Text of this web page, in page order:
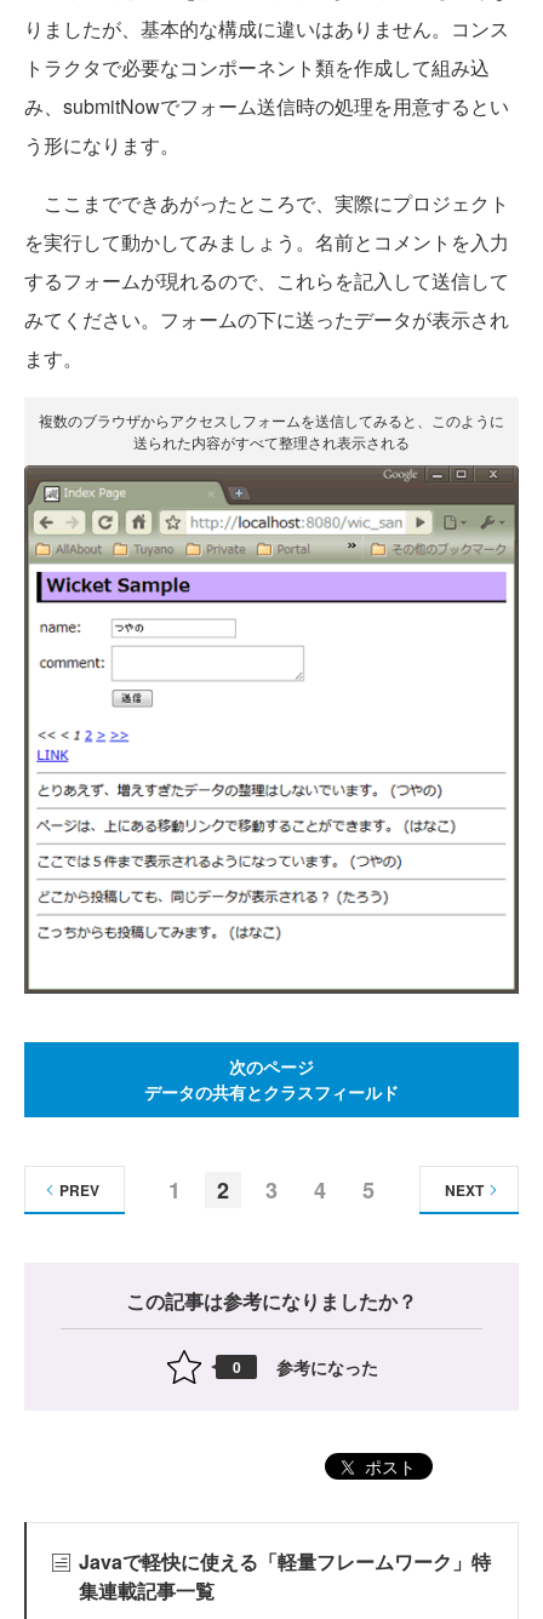
りましたが、基本的な構成に違いはありません。コンス
トラクタで必要なコンポーネント類を作成して組み込
み、submitNowでフォーム送信時の処理を用意するとい
う形になります。
ここまでできあがったところで、実際にプロジェクト
を実行して動かしてみましょう。名前とコメントを入力
するフォームが現れるので、これらを記入して送信して
みてください。フォームの下に送ったデータが表示され
ます。
複数のブラウザからアクセスしフォームを送信してみると、このように
送られた内容がすべて整理され表示される
次のページ
データの共有とクラスフィールド
1 2 3 4 5
PREV NEXT
この記事は参考になりましたか？
0 参考になった
ポスト
Javaで軽快に使える「軽量フレームワーク」特
集連載記事一覧